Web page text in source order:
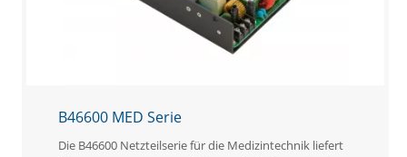
B46600 MED Serie
Die B46600 Netzteilserie für die Medizintechnik liefert